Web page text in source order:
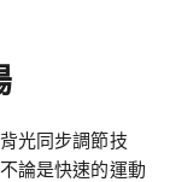
光同步調節技
論是快速的運動